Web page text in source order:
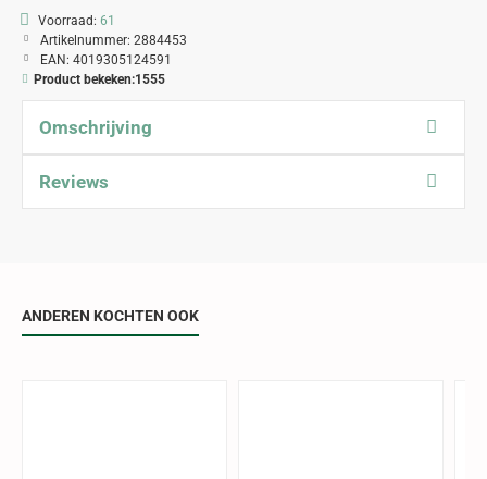
Voorraad: 61
Artikelnummer: 2884453
EAN: 4019305124591
Product bekeken:1555
Omschrijving
Reviews
ANDEREN KOCHTEN OOK